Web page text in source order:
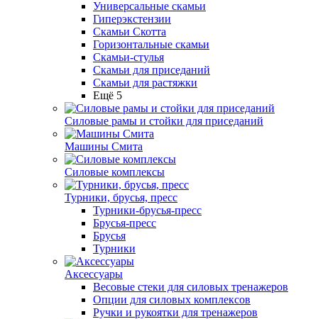
Универсальные скамьи
Гиперэкстензии
Скамьи Скотта
Горизонтальные скамьи
Скамьи-стулья
Скамьи для приседаний
Скамьи для растяжки
Ещё 5
Силовые рамы и стойки для приседаний
Машины Смита
Силовые комплексы
Турники, брусья, пресс
Турники-брусья-пресс
Брусья-пресс
Брусья
Турники
Аксессуары
Весовые стеки для силовых тренажеров
Опции для силовых комплексов
Ручки и рукоятки для тренажеров